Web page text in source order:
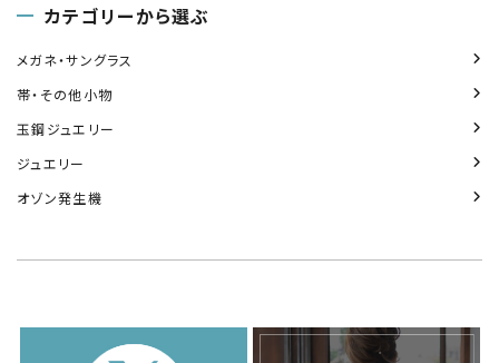
カテゴリーから選ぶ
メガネ・サングラス
帯・その他小物
玉鋼ジュエリー
ジュエリー
オゾン発生機